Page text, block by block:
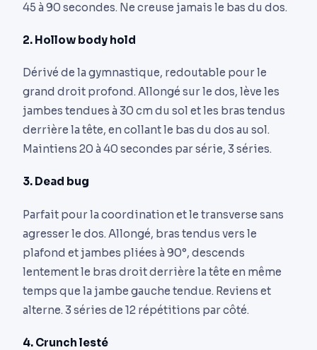
45 à 90 secondes. Ne creuse jamais le bas du dos.
2. Hollow body hold
Dérivé de la gymnastique, redoutable pour le
grand droit profond. Allongé sur le dos, lève les
jambes tendues à 30 cm du sol et les bras tendus
derrière la tête, en collant le bas du dos au sol.
Maintiens 20 à 40 secondes par série, 3 séries.
3. Dead bug
Parfait pour la coordination et le transverse sans
agresser le dos. Allongé, bras tendus vers le
plafond et jambes pliées à 90°, descends
lentement le bras droit derrière la tête en même
temps que la jambe gauche tendue. Reviens et
alterne. 3 séries de 12 répétitions par côté.
4. Crunch lesté